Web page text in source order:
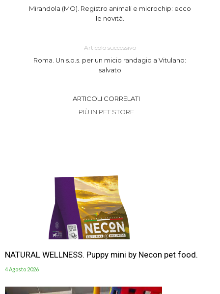
Mirandola (MO). Registro animali e microchip: ecco
le novità.
Articolo successivo
Roma. Un s.o.s. per un micio randagio a Vitulano:
salvato
ARTICOLI CORRELATI
PIÙ IN PET STORE
NATURAL WELLNESS. Puppy mini by Necon pet food.
4 Agosto 2026